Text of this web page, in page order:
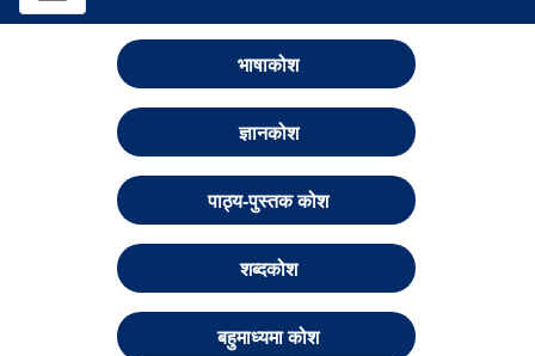
भाषाकोश
ज्ञानकोश
पाठ्य-पुस्तक कोश
शब्दकोश
बहुमाध्यमा कोश